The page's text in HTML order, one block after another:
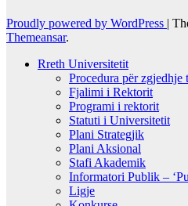
Proudly powered by WordPress |
Themeansar.
Rreth Universitetit
Procedura për zgjedhje
Fjalimi i Rektorit
Programi i rektorit
Statuti i Universitetit
Plani Strategjik
Plani Aksional
Stafi Akademik
Informatori Publik –
Ligje